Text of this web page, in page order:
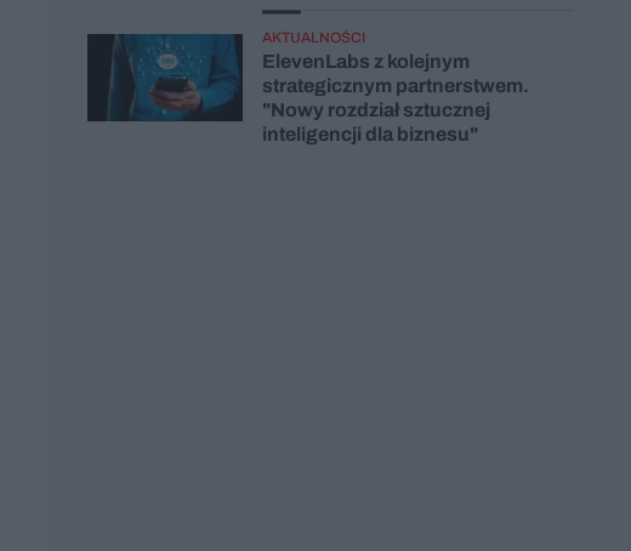
AKTUALNOŚCI
ElevenLabs z kolejnym
strategicznym partnerstwem.
"Nowy rozdział sztucznej
inteligencji dla biznesu"